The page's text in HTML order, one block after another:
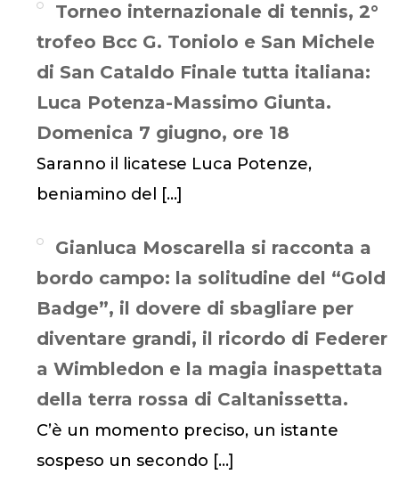
Torneo internazionale di tennis, 2°
trofeo Bcc G. Toniolo e San Michele
di San Cataldo Finale tutta italiana:
Luca Potenza-Massimo Giunta.
Domenica 7 giugno, ore 18
Saranno il licatese Luca Potenze,
beniamino del
[…]
Gianluca Moscarella si racconta a
bordo campo: la solitudine del “Gold
Badge”, il dovere di sbagliare per
diventare grandi, il ricordo di Federer
a Wimbledon e la magia inaspettata
della terra rossa di Caltanissetta.
C’è un momento preciso, un istante
sospeso un secondo […]